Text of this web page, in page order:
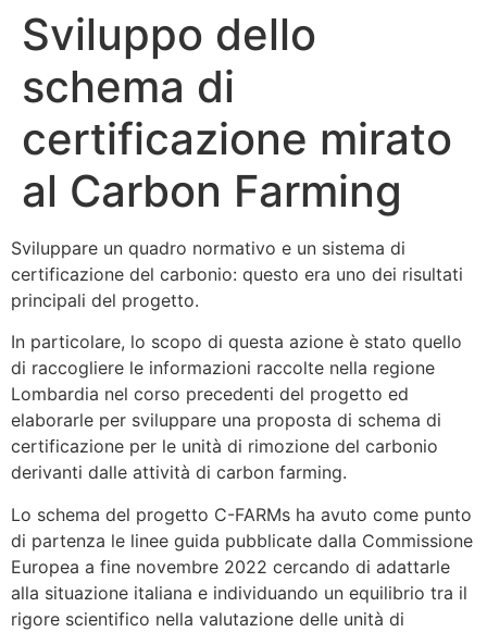
Sviluppo dello
schema di
certificazione mirato
al Carbon Farming
Sviluppare un quadro normativo e un sistema di
certificazione del carbonio: questo era uno dei risultati
principali del progetto.
In particolare, lo scopo di questa azione è stato quello
di raccogliere le informazioni raccolte nella regione
Lombardia nel corso precedenti del progetto ed
elaborarle per sviluppare una proposta di schema di
certificazione per le unità di rimozione del carbonio
derivanti dalle attività di carbon farming.
Lo schema del progetto C-FARMs ha avuto come punto
di partenza le linee guida pubblicate dalla Commissione
Europea a fine novembre 2022 cercando di adattarle
alla situazione italiana e individuando un equilibrio tra il
rigore scientifico nella valutazione delle unità di